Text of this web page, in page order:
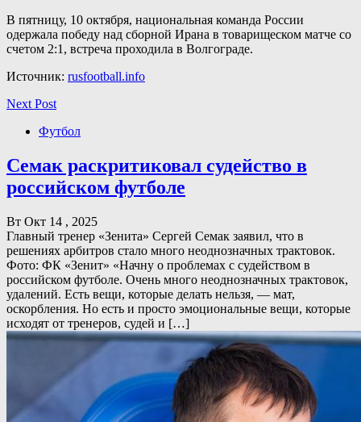
В пятницу, 10 октября, национальная команда России
одержала победу над сборной Ирана в товарищеском матче со
счетом 2:1, встреча проходила в Волгограде.
Источник: rusfootball.info
Next Post
Футбол
Семак раскритиковал судейство в
российском футболе
Вт Окт 14 , 2025
Главный тренер «Зенита» Сергей Семак заявил, что в
решениях арбитров стало много неоднозначных трактовок.
Фото: ФК «Зенит» «Начну о проблемах с судейством в
российском футболе. Очень много неоднозначных трактовок,
удалений. Есть вещи, которые делать нельзя, — мат,
оскорбления. Но есть и просто эмоциональные вещи, которые
исходят от тренеров, судей и […]